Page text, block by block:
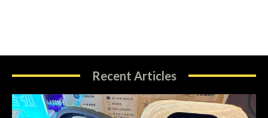
Recent Articles